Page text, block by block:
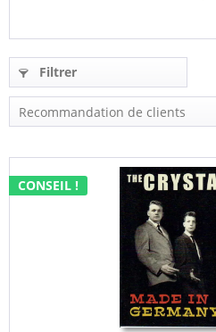
Filtrer
CONSEIL !